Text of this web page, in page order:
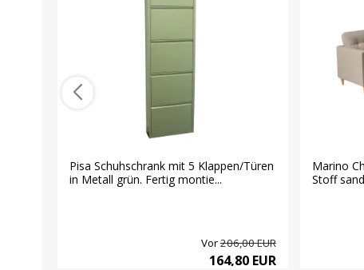
Pisa Schuhschrank mit 5 Klappen/Türen
in Metall grün. Fertig montie...
Vor206,00 EUR
164,80 EUR
Marino
Stoff